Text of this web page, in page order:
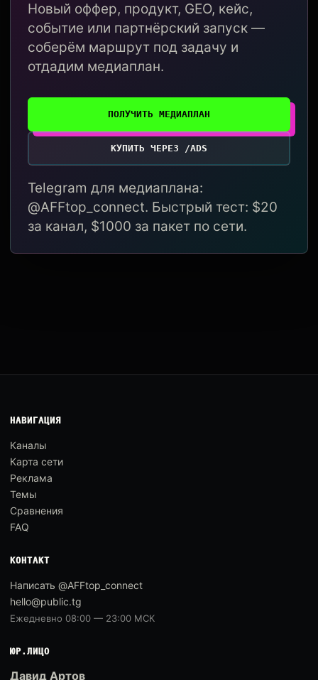
Новый оффер, продукт, GEO, кейс,
событие или партнёрский запуск —
соберём маршрут под задачу и
отдадим медиаплан.
ПОЛУЧИТЬ МЕДИАПЛАН
КУПИТЬ ЧЕРЕЗ /ADS
Telegram для медиаплана:
@AFFtop_connect. Быстрый тест: $20
за канал, $1000 за пакет по сети.
НАВИГАЦИЯ
Каналы
Карта сети
Реклама
Темы
Сравнения
FAQ
КОНТАКТ
Написать @AFFtop_connect
hello@public.tg
Ежедневно 08:00 — 23:00 МСК
ЮР.ЛИЦО
Давид Артов